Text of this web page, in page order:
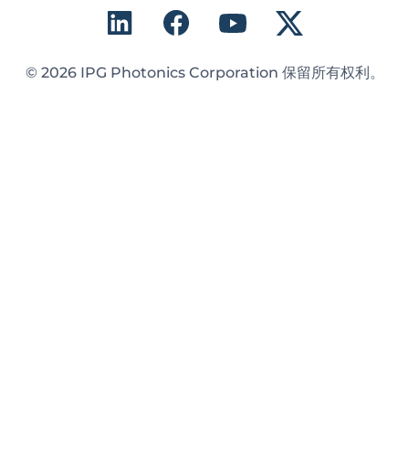
© 2026 IPG Photonics Corporation 保留所有权利。